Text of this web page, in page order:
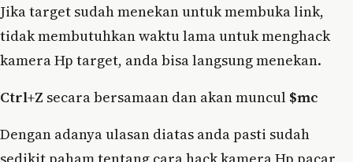
Jika target sudah menekan untuk membuka link,
tidak membutuhkan waktu lama untuk menghack
kamera Hp target, anda bisa langsung menekan.
Ctrl+Z secara bersamaan dan akan muncul $mc
Dengan adanya ulasan diatas anda pasti sudah